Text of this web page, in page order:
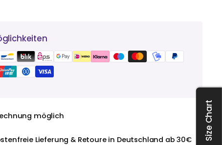
möglich
Lieferung & Retoure in Deutschland ab 30€ Size Chart